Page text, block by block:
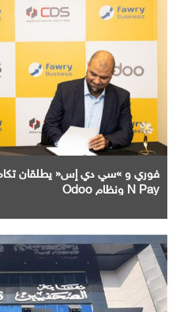
N Pay ونظام Odoo